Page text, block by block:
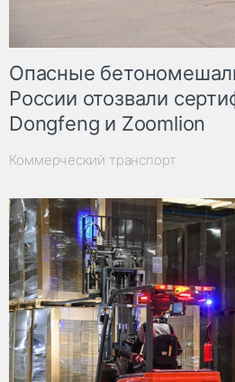
Опасные
России отозвали
Dongfeng и Zoomlion
Коммерческий транспорт